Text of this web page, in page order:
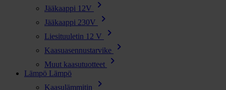
Jääkaappi 12V
chevron_right
Jääkaappi 230V chevron_right
Liesituuletin 12 V chevron_right
Kaasuasennustarvike chevron_right
Muut kaasutuotteet chevron_right
Lämpö Lämpö
Kaasulämmitin
chevron_right